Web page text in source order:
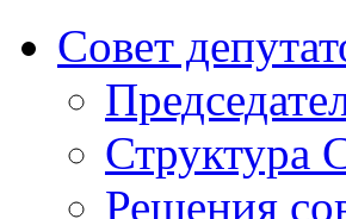
Совет
Структура
Решения